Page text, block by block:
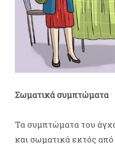
Σωματικά συμπτώματα
Τα συμπτώματα του
και σωματικά εκτός